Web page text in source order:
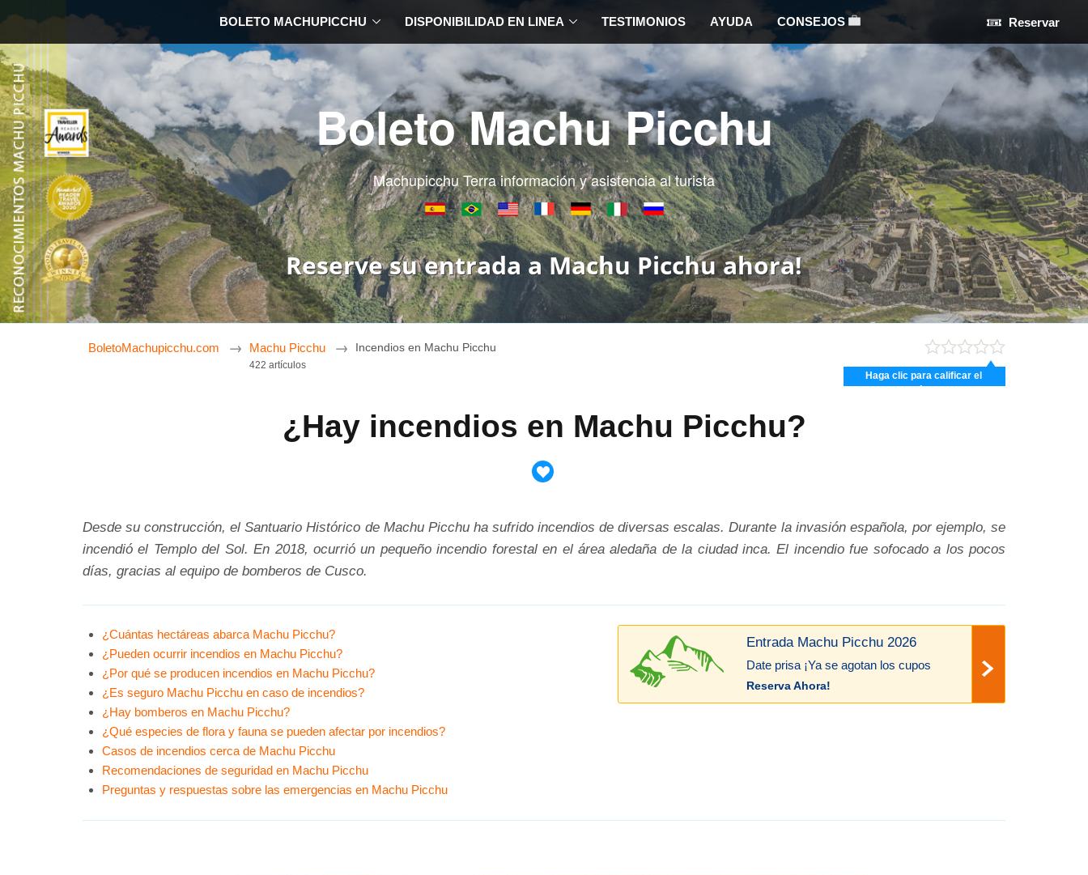
BOLETO MACHUPICCHU DISPONIBILIDAD EN LINEA TESTIMONIOS AYUDA CONSEJOS Reservar
Boleto Machu Picchu
Machupicchu Terra información y asistencia al turista
Reserve su entrada a Machu Picchu ahora!
BoletoMachupicchu.com Machu Picchu
422 artículos
Incendios en Machu Picchu
Haga clic para calificar el
¿Hay incendios en Machu Picchu?
Desde su construcción, el Santuario Histórico de Machu Picchu ha sufrido incendios de diversas escalas. Durante la invasión española, por ejemplo, se
incendió el Templo del Sol. En 2018, ocurrió un pequeño incendio forestal en el área aledaña de la ciudad inca. El incendio fue sofocado a los pocos
días, gracias al equipo de bomberos de Cusco.
Entrada Machu Picchu 2026
Date prisa ¡Ya se agotan los cupos
Reserva Ahora!
¿Cuántas hectáreas abarca Machu Picchu?
¿Pueden ocurrir incendios en Machu Picchu?
¿Por qué se producen incendios en Machu Picchu?
¿Es seguro Machu Picchu en caso de incendios?
¿Hay bomberos en Machu Picchu?
¿Qué especies de flora y fauna se pueden afectar por incendios?
Casos de incendios cerca de Machu Picchu
Recomendaciones de seguridad en Machu Picchu
Preguntas y respuestas sobre las emergencias en Machu Picchu